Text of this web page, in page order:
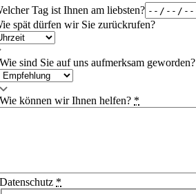
Tag ist Ihnen am liebsten?
spät dürfen wir Sie zurückrufen?
Wie sind Sie auf uns aufmerksam geworden?
Wie können wir Ihnen helfen? *
Datenschutz *